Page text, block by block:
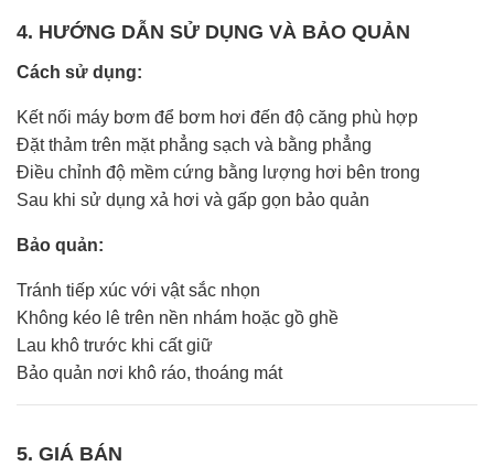
4. HƯỚNG DẪN SỬ DỤNG VÀ BẢO QUẢN
Cách sử dụng:
Kết nối máy bơm để bơm hơi đến độ căng phù hợp
Đặt thảm trên mặt phẳng sạch và bằng phẳng
Điều chỉnh độ mềm cứng bằng lượng hơi bên trong
Sau khi sử dụng xả hơi và gấp gọn bảo quản
Bảo quản:
Tránh tiếp xúc với vật sắc nhọn
Không kéo lê trên nền nhám hoặc gồ ghề
Lau khô trước khi cất giữ
Bảo quản nơi khô ráo, thoáng mát
5. GIÁ BÁN